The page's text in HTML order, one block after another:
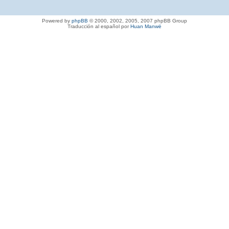
Powered by phpBB © 2000, 2002, 2005, 2007 phpBB Group
Traducción al español porHuan Manwë